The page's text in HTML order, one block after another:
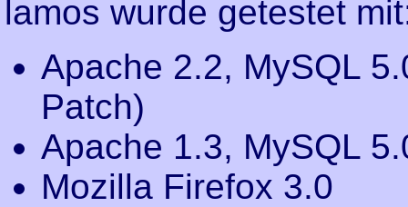
lamos wurde getestet
Apache 2.2, MySQL
Patch)
Apache 1.3, MySQL
Mozilla Firefox 3.0